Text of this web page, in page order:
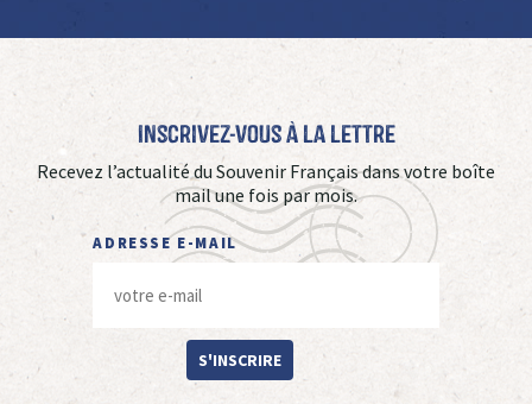
Inscrivez-vous à La Lettre
Recevez l’actualité du Souvenir Français dans votre boîte
mail une fois par mois.
ADRESSE E-MAIL
S'INSCRIRE